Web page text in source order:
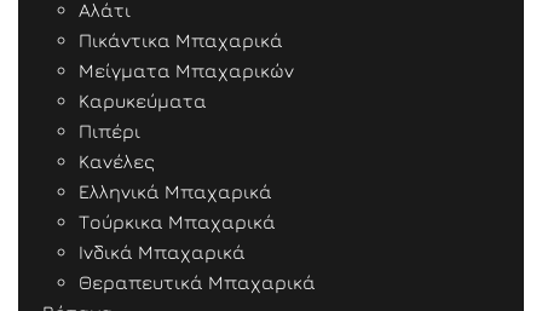
Αλάτι
Πικάντικα Μπαχαρικά
Μείγματα Μπαχαρικών
Καρυκεύματα
Πιπέρι
Κανέλες
Ελληνικά Μπαχαρικά
Τούρκικα Μπαχαρικά
Ινδικά Μπαχαρικά
Θεραπευτικά Μπαχαρικά